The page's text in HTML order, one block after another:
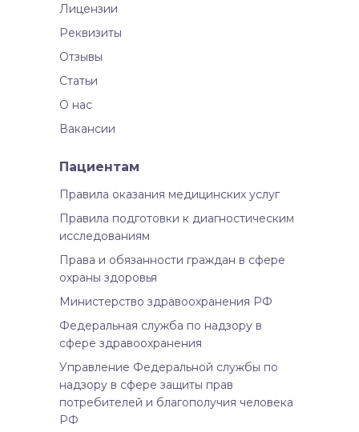
Пациентам
Правила оказания медицинских услуг
Правила подготовки к диагностическим
исследованиям
Права и обязанности граждан в сфере
охраны здоровья
Министерство здравоохранения РФ
Федеральная служба по надзору в
сфере здравоохранения
Управление Федеральной службы по
надзору в сфере защиты прав
потребителей и благополучия человека
РФ
Лицензии
Реквизиты
Отзывы
Статьи
О нас
Вакансии